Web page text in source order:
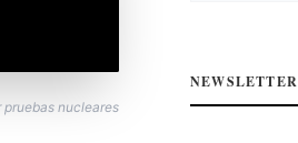
pruebas nucleares
NEWSLETTER